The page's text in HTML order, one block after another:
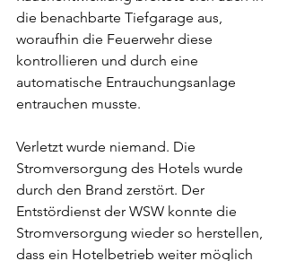
die benachbarte Tiefgarage aus,
woraufhin die Feuerwehr diese
kontrollieren und durch eine
automatische Entrauchungsanlage
entrauchen musste.
Verletzt wurde niemand. Die
Stromversorgung des Hotels wurde
durch den Brand zerstört. Der
Entstördienst der WSW konnte die
Stromversorgung wieder so herstellen,
dass ein Hotelbetrieb weiter möglich